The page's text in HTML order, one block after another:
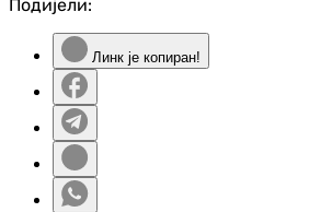
Подијели:
Линк је копиран!